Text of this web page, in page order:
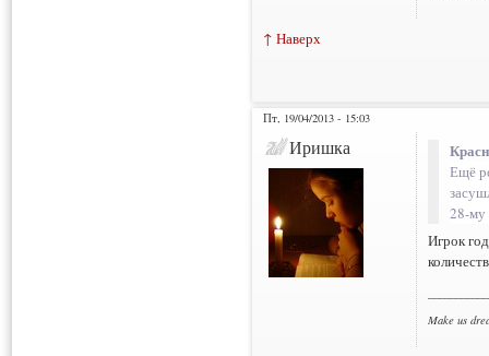
↑ Наверх
Пт, 19/04/2013 - 15:03
Иришка
Ещё
28-му
Игрок
Make us